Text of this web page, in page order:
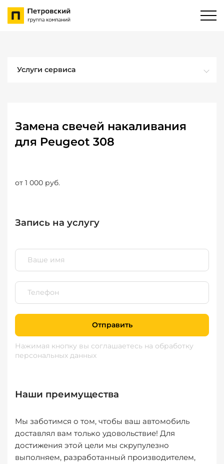
Услуги сервиса
Замена свечей накаливания
для Peugeot 308
от 1 000 руб.
Запись на услугу
Отправить
Нажимая кнопку вы соглашаетесь на обработку
персональных данных
Наши преимущества
Мы заботимся о том, чтобы ваш автомобиль
доставлял вам только удовольствие! Для
достижения этой цели мы скрупулезно
выполняем, разработанный производителем,